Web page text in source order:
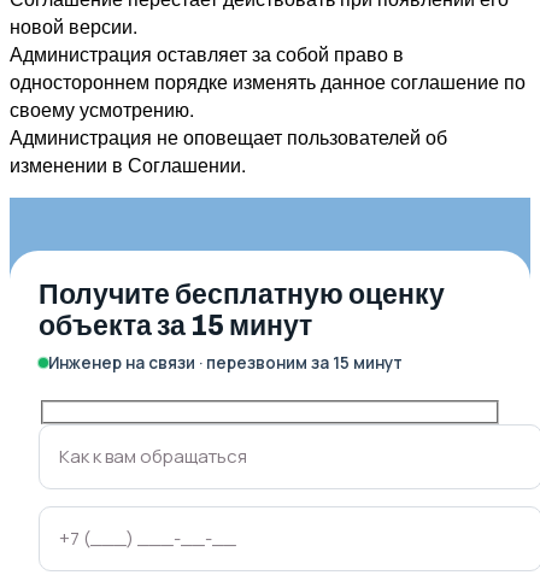
новой версии.
Администрация оставляет за собой право в
одностороннем порядке изменять данное соглашение по
своему усмотрению.
Администрация не оповещает пользователей об
изменении в Соглашении.
Получите бесплатную оценку
объекта за 15 минут
Инженер на связи · перезвоним за 15 минут